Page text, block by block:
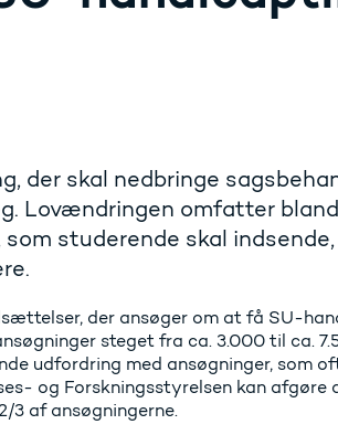
der skal nedbringe
Lovændringen omfatter
studerende skal
der ansøger om at få SU-
steget fra ca. 3.000 til ca.
udfordring med ansøgninger, som
og Forskningsstyrelsen kan afgøre
3 af ansøgningerne.